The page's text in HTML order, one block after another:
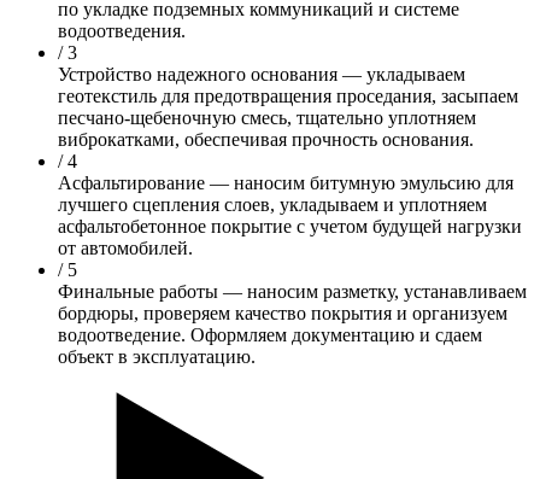
по укладке подземных коммуникаций и системе
водоотведения.
/ 3
Устройство надежного основания — укладываем
геотекстиль для предотвращения проседания, засыпаем
песчано-щебеночную смесь, тщательно уплотняем
виброкатками, обеспечивая прочность основания.
/ 4
Асфальтирование — наносим битумную эмульсию для
лучшего сцепления слоев, укладываем и уплотняем
асфальтобетонное покрытие с учетом будущей нагрузки
от автомобилей.
/ 5
Финальные работы — наносим разметку, устанавливаем
бордюры, проверяем качество покрытия и организуем
водоотведение. Оформляем документацию и сдаем
объект в эксплуатацию.